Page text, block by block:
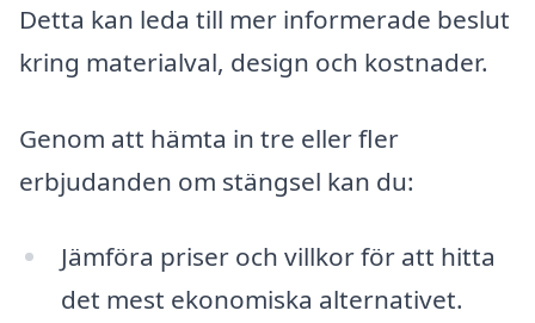
Detta kan leda till mer informerade beslut
kring materialval, design och kostnader.
Genom att hämta in tre eller fler
erbjudanden om stängsel kan du:
Jämföra priser och villkor för att hitta
det mest ekonomiska alternativet.